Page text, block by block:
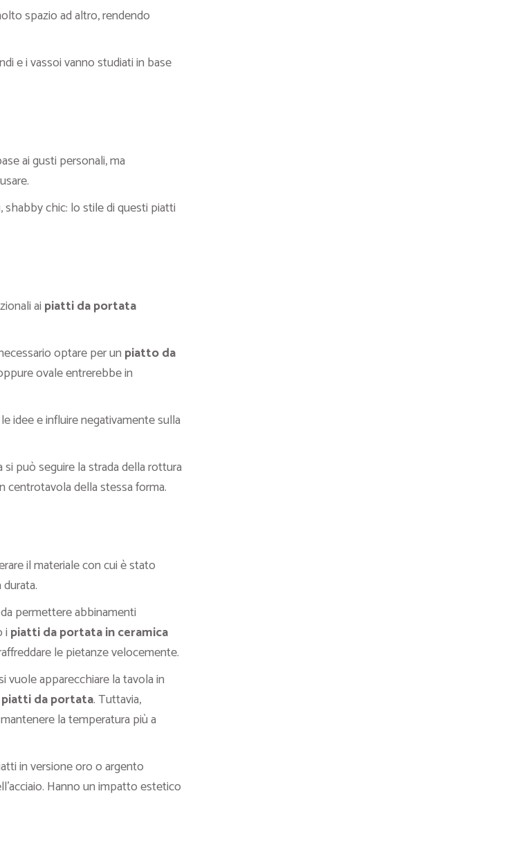
spazio ad altro, rendendo
e i vassoi vanno studiati in base
ai gusti personali, ma
shabby chic: lo stile di questi piatti
aipiatti da portata
optare per un piatto da
ovale entrerebbe in
idee e influire negativamente sulla
può seguire la strada della rottura
centrotavola della stessa forma.
il materiale con cui è stato
permettere abbinamenti
ipiatti da portata in ceramica
le pietanze velocemente.
vuole apparecchiare la tavola in
piatti da portata. Tuttavia,
la temperatura più a
in versione oro o argento
Hanno un impatto estetico